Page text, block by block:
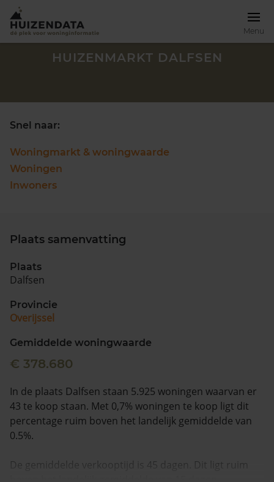
Menu
Zoek een woning
088 220 4200
Maandag t/m vrijdag - 08:00 -18:00
HUIZENMARKT DALFSEN
Snel naar:
Woningmarkt & woningwaarde
Woningen
Inwoners
Plaats samenvatting
Plaats
Dalfsen
Provincie
Overijssel
Gemiddelde woningwaarde
€ 378.680
In de plaats Dalfsen staan 5.925 woningen waarvan er
43 te koop staan. Met 0,7% woningen te koop ligt dit
percentage ruim boven het landelijk gemiddelde van
0.5%.
De gemiddelde verkooptijd is 45 dagen. Dit ligt ruim